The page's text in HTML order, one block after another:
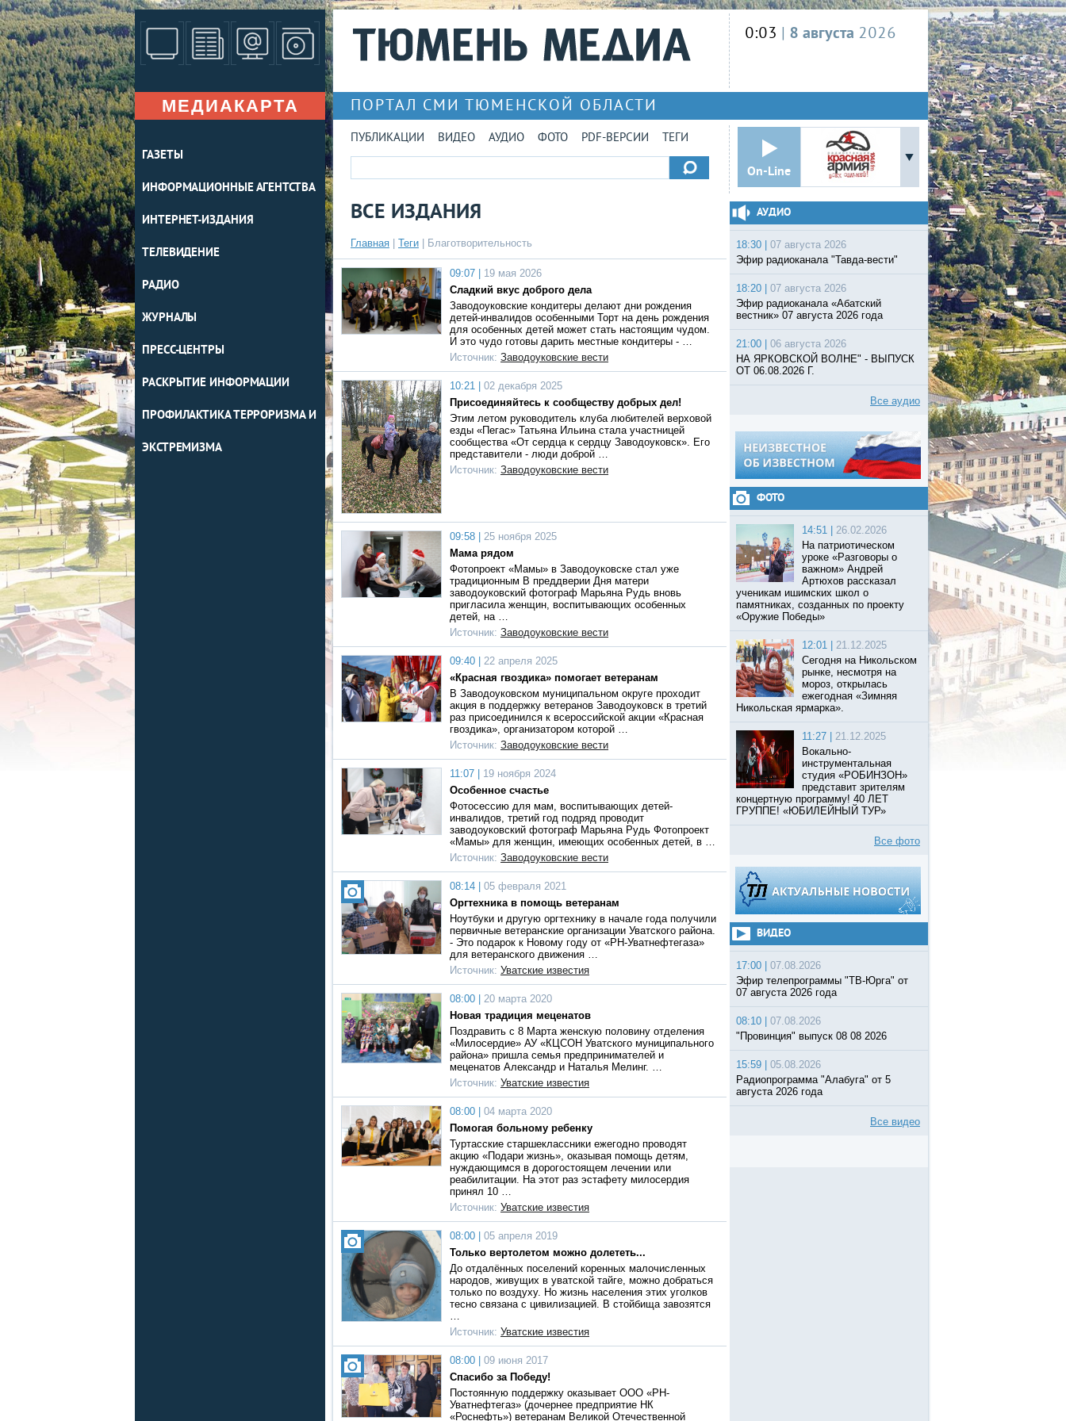
МЕДИАКАРТА
ГАЗЕТЫ
ИНФОРМАЦИОННЫЕ АГЕНТСТВА
ИНТЕРНЕТ-ИЗДАНИЯ
ТЕЛЕВИДЕНИЕ
РАДИО
ЖУРНАЛЫ
ПРЕСС-ЦЕНТРЫ
РАСКРЫТИЕ ИНФОРМАЦИИ
ПРОФИЛАКТИКА ТЕРРОРИЗМА И
ЭКСТРЕМИЗМА
0:03 | 8 августа 2026
ПОРТАЛ СМИ ТЮМЕНСКОЙ ОБЛАСТИ
ПУБЛИКАЦИИ ВИДЕО АУДИО ФОТО PDF-ВЕРСИИ ТЕГИ
On-Line
ВСЕ ИЗДАНИЯ
Главная Теги | Благотворительность
09:07 |
19 мая 2026
Сладкий вкус доброго дела
Заводоуковские кондитеры делают дни рождения
детей-инвалидов особенными Торт на день рождения
для особенных детей может стать настоящим чудом.
И это чудо готовы дарить местные кондитеры - …
Источник: Заводоуковские вести
10:21 |
02 декабря 2025
Присоединяйтесь к сообществу добрых дел!
Этим летом руководитель клуба любителей верховой
езды «Пегас» Татьяна Ильина стала участницей
сообщества «От сердца к сердцу Заводоуковск». Его
представители - люди доброй …
Источник: Заводоуковские вести
09:58 | 25 ноября 2025
Мама рядом
Фотопроект «Мамы» в Заводоуковске стал уже
традиционным В преддверии Дня матери
заводоуковский фотограф Марьяна Рудь вновь
пригласила женщин, воспитывающих особенных
детей, на …
Источник: Заводоуковские вести
09:40 | 22 апреля 2025
«Красная гвоздика» помогает ветеранам
В Заводоуковском муниципальном округе проходит
акция в поддержку ветеранов Заводоуковск в третий
раз присоединился к всероссийской акции «Красная
гвоздика», организатором которой …
Источник: Заводоуковские вести
11:07 | 19 ноября 2024
Особенное счастье
Фотосессию для мам, воспитывающих детей-
инвалидов, третий год подряд проводит
заводоуковский фотограф Марьяна Рудь Фотопроект
«Мамы» для женщин, имеющих особенных детей, в …
Источник: Заводоуковские вести
08:14 | 05 февраля 2021
Оргтехника в помощь ветеранам
Ноутбуки и другую оргтехнику в начале года получили
первичные ветеранские организации Уватского района.
- Это подарок к Новому году от «РН-Уватнефтегаза»
для ветеранского движения …
Источник: Уватские известия
08:00 | 20 марта 2020
Новая традиция меценатов
Поздравить с 8 Марта женскую половину отделения
«Милосердие» АУ «КЦСОН Уватского муниципального
района» пришла семья предпринимателей и
меценатов Александр и Наталья Мелинг. …
Источник: Уватские известия
08:00 | 04 марта 2020
Помогая больному ребенку
Туртасские старшеклассники ежегодно проводят
акцию «Подари жизнь», оказывая помощь детям,
нуждающимся в дорогостоящем лечении или
реабилитации. На этот раз эстафету милосердия
принял 10 …
Источник: Уватские известия
08:00 | 05 апреля 2019
Только вертолетом можно долететь...
До отдалённых поселений коренных малочисленных
народов, живущих в уватской тайге, можно добраться
только по воздуху. Но жизнь населения этих уголков
тесно связана с цивилизацией. В стойбища завозятся
Источник: Уватские известия
08:00 | 09 июня 2017
Спасибо за Победу!
Постоянную поддержку оказывает ООО «РН-
Уватнефтегаз» (дочернее предприятие НК
«Роснефть») ветеранам Великой Отечественной
АУДИО
18:30 |
07 августа 2026
Эфир радиоканала "Тавда-вести"
18:20 |
07 августа 2026
Эфир радиоканала «Абатский
вестник» 07 августа 2026 года
21:00 |
06 августа 2026
НА ЯРКОВСКОЙ ВОЛНЕ" - ВЫПУСК
ОТ 06.08.2026 Г.
Все аудио
ФОТО
14:51 |
26.02.2026
На патриотическом
уроке «Разговоры о
важном» Андрей
Артюхов рассказал
ученикам ишимских школ о
памятниках, созданных по проекту
«Оружие Победы»
12:01 |
21.12.2025
Сегодня на Никольском
рынке, несмотря на
мороз, открылась
ежегодная «Зимняя
Никольская ярмарка».
11:27 |
21.12.2025
Вокально-
инструментальная
студия «РОБИНЗОН»
представит зрителям
концертную программу! 40 ЛЕТ
ГРУППЕ! «ЮБИЛЕЙНЫЙ ТУР»
Все фото
ВИДЕО
17:00 |
07.08.2026
Эфир телепрограммы "ТВ-Юрга" от
07 августа 2026 года
08:10 |
07.08.2026
"Провинция" выпуск 08 08 2026
15:59 |
05.08.2026
Радиопрограмма "Алабуга" от 5
августа 2026 года
Все видео